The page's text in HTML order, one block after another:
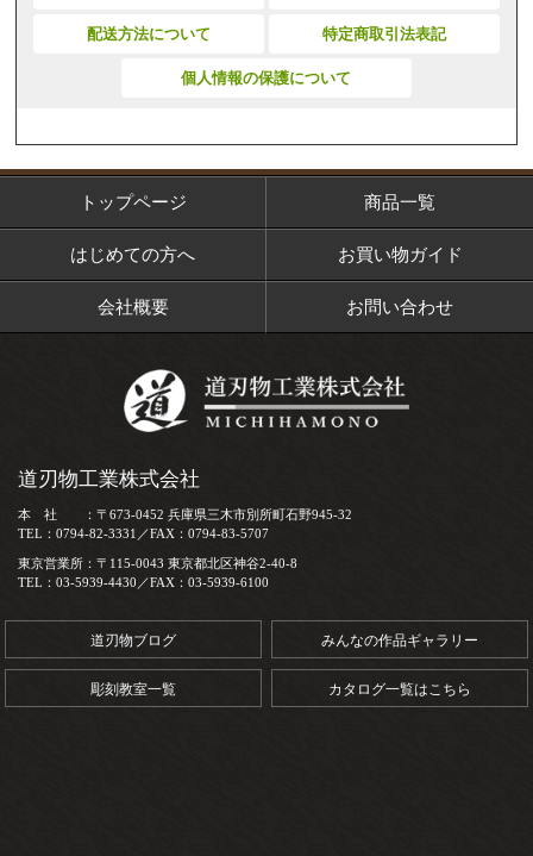
配送方法について 特定商取引法表記
個人情報の保護について
トップページ 商品一覧
はじめての方へ お買い物ガイド
会社概要 お問い合わせ
道刃物工業株式会社
本 社 ：〒673-0452 兵庫県三木市別所町石野945-32
TEL：0794-82-3331／FAX：0794-83-5707
東京営業所：〒115-0043 東京都北区神谷2-40-8
TEL：03-5939-4430／FAX：03-5939-6100
道刃物ブログ みんなの作品ギャラリー
彫刻教室一覧 カタログ一覧はこちら